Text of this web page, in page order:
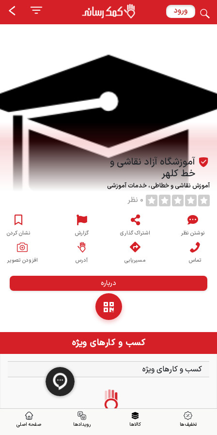
ورود
آموزشگاه آزاد نقاشی و
خط کلهر
آموزش نقاشی و خطاطی خدمات آموزشی
0 نظر
نوشتن نظر اشتراک گذاری گزارش نشان کردن
تماس مسیریابی آدرس افزودن تصویر
درباره
کسب و کارهای ویژه
کسب و کارهای ویژه
تخفیف ها کالاها رویدادها صفحه اصلی